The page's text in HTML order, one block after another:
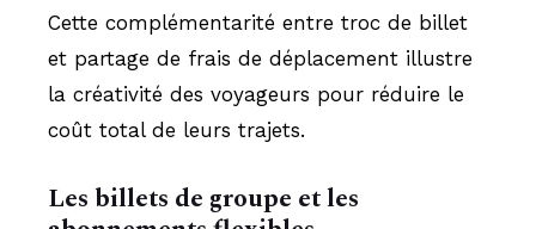
Cette complémentarité entre troc de billet
et partage de frais de déplacement illustre
la créativité des voyageurs pour réduire le
coût total de leurs trajets.
Les billets de groupe et les